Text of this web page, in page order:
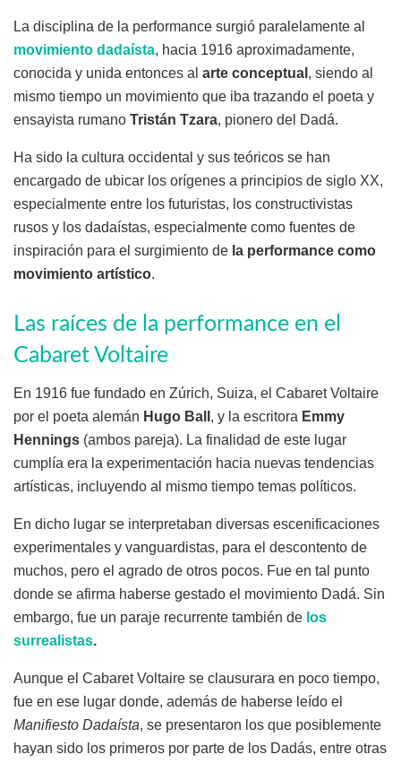
La disciplina de la performance surgió paralelamente al
movimiento dadaísta, hacia 1916 aproximadamente,
conocida y unida entonces al arte conceptual , siendo al
mismo tiempo un movimiento que iba trazando el poeta y
ensayista rumano Tristán Tzara, pionero del Dadá.
Ha sido la cultura occidental y sus teóricos se han
encargado de ubicar los orígenes a principios de siglo XX,
especialmente entre los futuristas, los constructivistas
rusos y los dadaístas, especialmente como fuentes de
inspiración para el surgimiento de la performance como
movimiento artístico.
Las raíces de la performance en el
Cabaret Voltaire
En 1916 fue fundado en Zúrich, Suiza, el Cabaret Voltaire
por el poeta alemán Hugo Ball , y la escritora Emmy
Hennings (ambos pareja). La finalidad de este lugar
cumplía era la experimentación hacia nuevas tendencias
artísticas, incluyendo al mismo tiempo temas políticos.
En dicho lugar se interpretaban diversas escenificaciones
experimentales y vanguardistas, para el descontento de
muchos, pero el agrado de otros pocos. Fue en tal punto
donde se afirma haberse gestado el movimiento Dadá. Sin
embargo, fue un paraje recurrente también de los
surrealistas.
Aunque el Cabaret Voltaire se clausurara en poco tiempo,
fue en ese lugar donde, además de haberse leído el
Manifiesto Dadaísta, se presentaron los que posiblemente
hayan sido los primeros por parte de los Dadás, entre otras